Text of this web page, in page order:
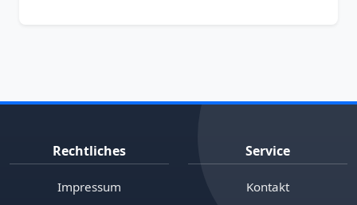
Rechtliches
Impressum
Service
Kontakt